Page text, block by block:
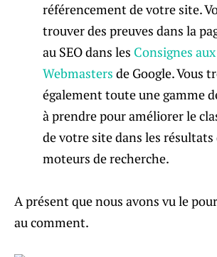
référencement de votre site.
trouver des preuves dans la
au SEO dans les Consignes aux
Webmasters de Google. Vous
également toute une gamme
à prendre pour améliorer le
de votre site dans les résultats
moteurs de recherche.
A présent que nous avons vu le
au comment.